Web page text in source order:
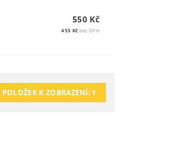
550 Kč
455 Kč bez DPH
POLOŽEK K ZOBRAZENÍ: 1